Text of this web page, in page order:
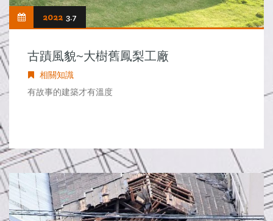
古蹟風貌~大樹舊鳳梨工廠
2022 3.7
相關知識
有故事的建築才有溫度